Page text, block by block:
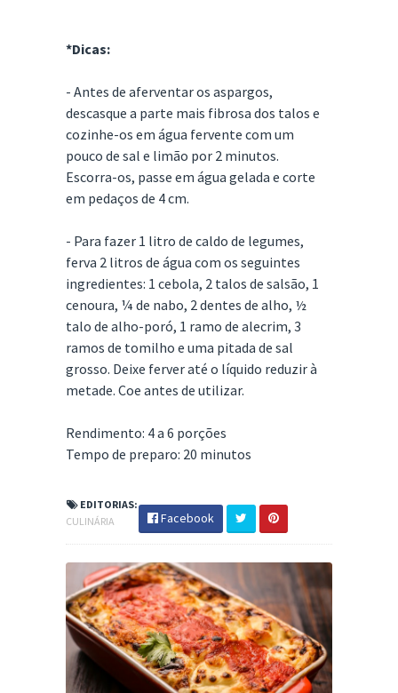
*Dicas:
- Antes de aferventar os aspargos,
descasque a parte mais fibrosa dos talos e
cozinhe-os em água fervente com um
pouco de sal e limão por 2 minutos.
Escorra-os, passe em água gelada e corte
em pedaços de 4 cm.
- Para fazer 1 litro de caldo de legumes,
ferva 2 litros de água com os seguintes
ingredientes: 1 cebola, 2 talos de salsão, 1
cenoura, ¼ de nabo, 2 dentes de alho, ½
talo de alho-poró, 1 ramo de alecrim, 3
ramos de tomilho e uma pitada de sal
grosso. Deixe ferver até o líquido reduzir à
metade. Coe antes de utilizar.
Rendimento: 4 a 6 porções
Tempo de preparo: 20 minutos
EDITORIAS:
CULINÁRIA
Facebook